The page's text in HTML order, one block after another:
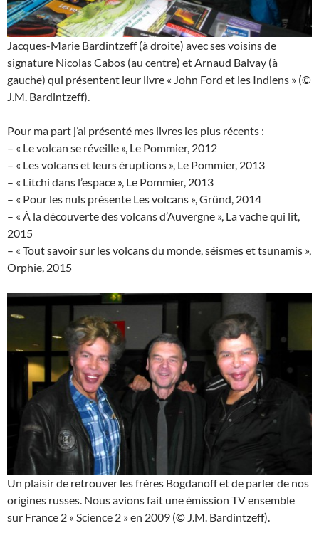
Jacques-Marie Bardintzeff (à droite) avec ses voisins de
signature Nicolas Cabos (au centre) et Arnaud Balvay (à
gauche) qui présentent leur livre « John Ford et les Indiens » (©
J.M. Bardintzeff).
Pour ma part j’ai présenté mes livres les plus récents :
– « Le volcan se réveille », Le Pommier, 2012
– « Les volcans et leurs éruptions », Le Pommier, 2013
– « Litchi dans l’espace », Le Pommier, 2013
– « Pour les nuls présente Les volcans », Gründ, 2014
– « À la découverte des volcans d’Auvergne », La vache qui lit,
2015
– « Tout savoir sur les volcans du monde, séismes et tsunamis »,
Orphie, 2015
Un plaisir de retrouver les frères Bogdanoff et de parler de nos
origines russes. Nous avions fait une émission TV ensemble
sur France 2 « Science 2 » en 2009 (© J.M. Bardintzeff).